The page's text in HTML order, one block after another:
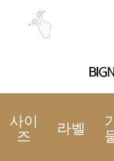
사이
즈
라벨